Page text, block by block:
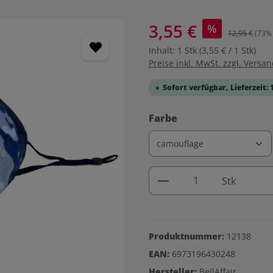
3,55 € % 12,95 €
Inhalt: 1 Stk (3,55 € / 1 Stk)
Preise inkl. MwSt. zzgl.
Sofort verfügbar, Lieferzeit:
Farbe
Produkt Anzahl:
Stk
Produktnummer: 12138
EAN: 6973196430248